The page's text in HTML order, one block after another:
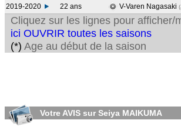
2019-2020
22 ans V-Varen Nagasaki
Cliquez sur les lignes pour
ici OUVRIR toutes les saisons
(*) Age au début de la saison
Votre AVIS sur Seiya MAIKUMA